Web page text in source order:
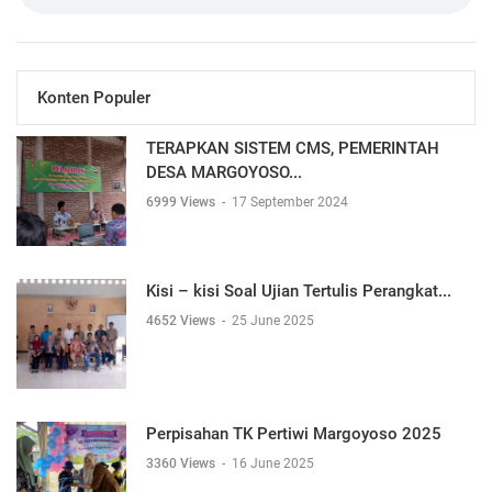
Konten Populer
TERAPKAN SISTEM CMS, PEMERINTAH
DESA MARGOYOSO...
6999 Views - 17 September 2024
Kisi – kisi Soal Ujian Tertulis Perangkat...
4652 Views - 25 June 2025
Perpisahan TK Pertiwi Margoyoso 2025
3360 Views - 16 June 2025